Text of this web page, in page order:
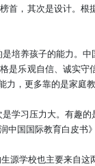
首，其次是设计。根
培养孩子的能力。
是乐观自信、诚实守
力，更多靠的是家庭
学习压力大。有趣
中国国际教育白皮书
源学校也主要来自这